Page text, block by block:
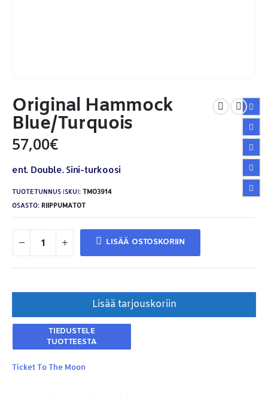
Original Hammock
Blue/Turquois
57,00€
ent. Double. Sini-turkoosi
TUOTETUNNUS (SKU): TMO3914
OSASTO: RIIPPUMATOT
LISÄÄ OSTOSKORIIN
Lisää tarjouskoriin
Ticket To The Moon